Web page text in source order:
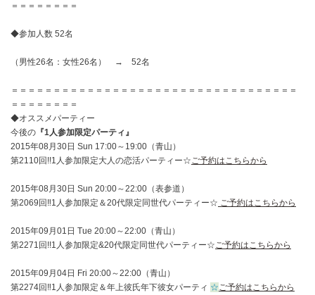
＝＝＝＝＝＝＝＝
◆参加人数 52名
（男性26名：女性26名） → 52名
＝＝＝＝＝＝＝＝＝＝＝＝＝＝＝＝＝＝＝＝＝＝＝＝＝＝＝＝＝＝＝＝＝＝
＝＝＝＝＝＝＝＝
◆オススメパーティー
今後の 『1人参加限定パーティ』
2015年08月30日 Sun 17:00～19:00（青山）
第2110回!!1人参加限定大人の恋活パーティー☆ご予約はこちらから
2015年08月30日 Sun 20:00～22:00（表参道）
第2069回‼1人参加限定＆20代限定同世代パーティー☆ ご予約はこちらから
2015年09月01日 Tue 20:00～22:00（青山）
第2271回!!1人参加限定&20代限定同世代パーティー☆ご予約はこちらから
2015年09月04日 Fri 20:00～22:00（青山）
第2274回‼1人参加限定＆年上彼氏年下彼女パーティ ☆ご予約はこちらから